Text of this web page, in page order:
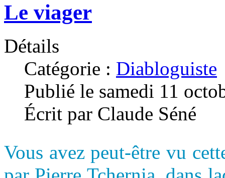
Le viager
Détails
Catégorie : Diabloguiste
Publié le samedi 11
Écrit par Claude Séné
Vous avez peut-être vu